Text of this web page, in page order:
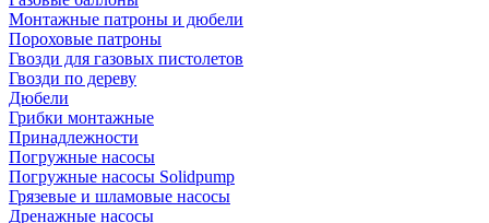
Монтажные патроны и дюбели
Пороховые патроны
Гвозди для газовых пистолетов
Гвозди по дереву
Дюбели
Грибки монтажные
Принадлежности
Погружные насосы
Погружные насосы Solidpump
Грязевые и шламовые насосы
Дренажные насосы